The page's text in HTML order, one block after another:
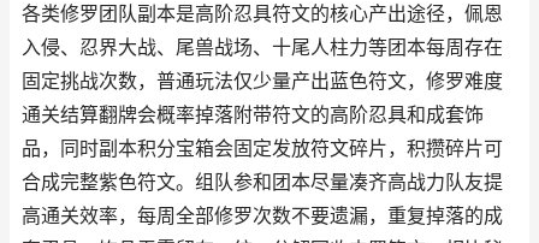
各类修罗团队副本是高阶忍具符文的核心产出途径，佩恩
入侵、忍界大战、尾兽战场、十尾人柱力等团本每周存在
固定挑战次数，普通玩法仅少量产出蓝色符文，修罗难度
通关结算翻牌会概率掉落附带符文的高阶忍具和成套饰
品，同时副本积分宝箱会固定发放符文碎片，积攒碎片可
合成完整紫色符文。组队参和团本尽量凑齐高战力队友提
高通关效率，每周全部修罗次数不要遗漏，重复掉落的成